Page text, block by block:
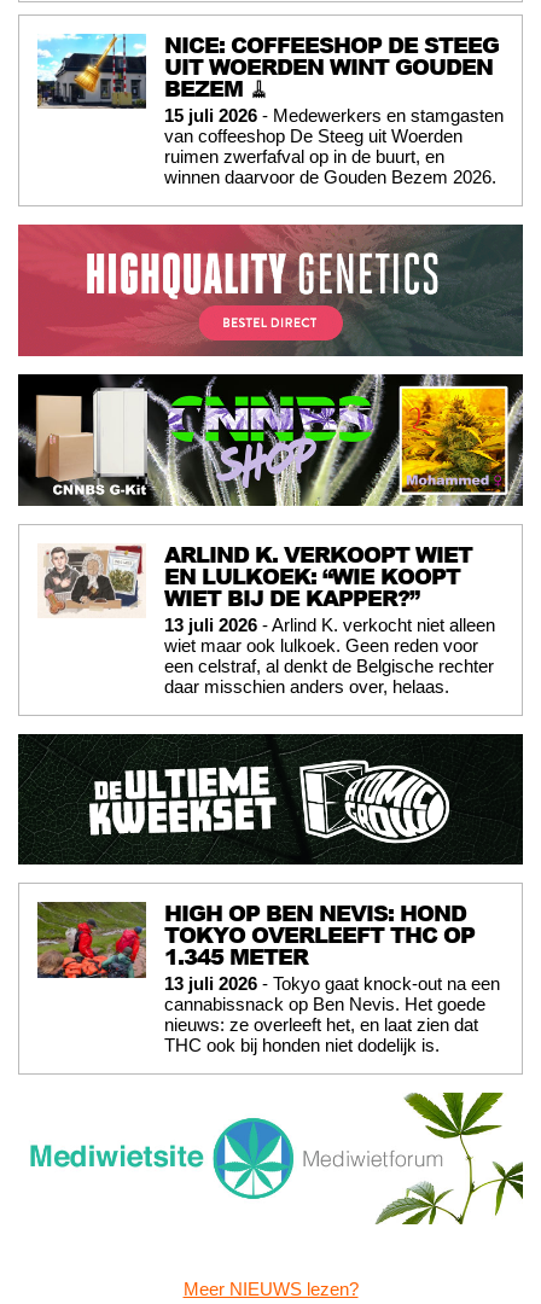
NICE: COFFEESHOP DE STEEG
UIT WOERDEN WINT GOUDEN
BEZEM 🧹
15 juli 2026 - Medewerkers en stamgasten
van coffeeshop De Steeg uit Woerden
ruimen zwerfafval op in de buurt, en
winnen daarvoor de Gouden Bezem 2026.
ARLIND K. VERKOOPT WIET
EN LULKOEK: “WIE KOOPT
WIET BIJ DE KAPPER?”
13 juli 2026 - Arlind K. verkocht niet alleen
wiet maar ook lulkoek. Geen reden voor
een celstraf, al denkt de Belgische rechter
daar misschien anders over, helaas.
HIGH OP BEN NEVIS: HOND
TOKYO OVERLEEFT THC OP
1.345 METER
13 juli 2026 - Tokyo gaat knock-out na een
cannabissnack op Ben Nevis. Het goede
nieuws: ze overleeft het, en laat zien dat
THC ook bij honden niet dodelijk is.
Meer NIEUWS lezen?